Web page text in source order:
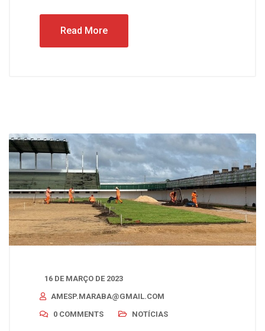
Read More
16 DE MARÇO DE 2023
AMESP.MARABA@GMAIL.COM
0 COMMENTS
NOTÍCIAS